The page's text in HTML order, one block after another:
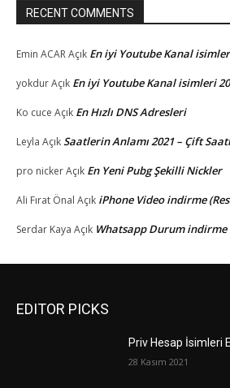
RECENT COMMENTS
Emin ACARAçık En iyi Youtube Kanal
yokdurAçık En iyi Youtube Kanal isimleri
Ko cuce Açık En Hızlı DNS Adresleri
Leyla AçıkSaatlerin Anlamı 2021 – Çift
pro nickerAçık En Yeni Pubg Şekilli Nickler
Ali Fırat Önal Açık iPhone Video indirme
Serdar Kaya Açık Whatsapp Durum indirme
EDITOR PICKS
Priv Hesap İsimleri
28 Kasım 2021